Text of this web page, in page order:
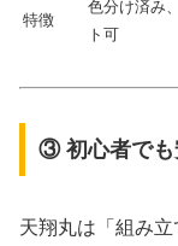
特徴
色分け済み
ト可
③ 初心者でも
天翔丸は「組み